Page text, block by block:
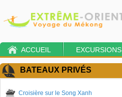
ACCUEIL EXCURSIONS
BATEAUX PRIVÉS
Croisière sur le Song Xanh